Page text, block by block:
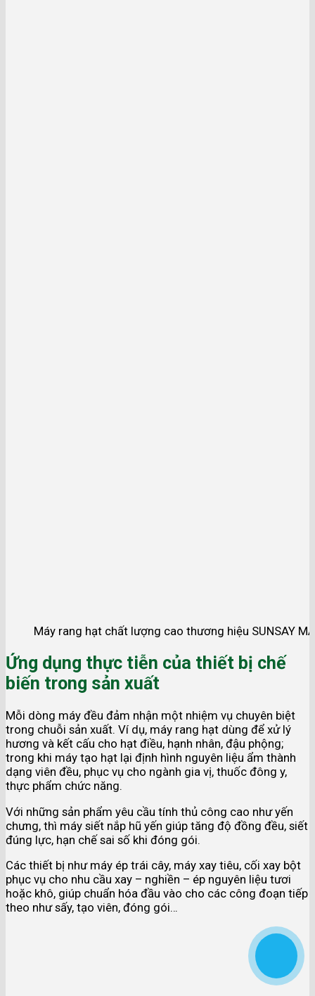
Máy rang hạt chất lượng cao thương hiệu SUNSAY
Ứng dụng thực tiễn của thiết bị chế
biến trong sản xuất
Mỗi dòng máy đều đảm nhận một nhiệm vụ chuyên biệt
trong chuỗi sản xuất. Ví dụ, máy rang hạt dùng để xử lý
hương và kết cấu cho hạt điều, hạnh nhân, đậu phộng;
trong khi máy tạo hạt lại định hình nguyên liệu ẩm thành
dạng viên đều, phục vụ cho ngành gia vị, thuốc đông y,
thực phẩm chức năng.
Với những sản phẩm yêu cầu tính thủ công cao như yến
chưng, thì máy siết nắp hũ yến giúp tăng độ đồng đều, siết
đúng lực, hạn chế sai số khi đóng gói.
Các thiết bị như máy ép trái cây, máy xay tiêu, cối xay bột
phục vụ cho nhu cầu xay – nghiền – ép nguyên liệu tươi
hoặc khô, giúp chuẩn hóa đầu vào cho các công đoạn tiếp
theo như sấy, tạo viên, đóng gói…